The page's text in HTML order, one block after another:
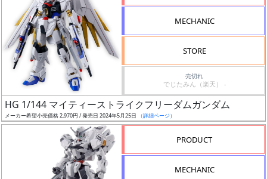
引
MECHANIC
STORE
売切れ
でじたみん（楽天） -
HG 1/144 マイティーストライクフリーダムガンダム
メーカー希望小売価格 2,970円 / 発売日 2024年5月25日 （詳細ページ）
PRODUCT
MECHANIC